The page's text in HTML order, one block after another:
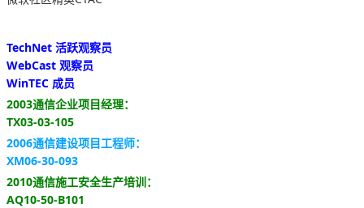
TechNet 活跃观察员
WebCast 观察员
WinTEC 成员
2003通信企业项目经理：
TX03-03-105
2006通信建设项目工程师：
XM06-30-093
2010通信施工安全生产培训：
AQ10-50-B101